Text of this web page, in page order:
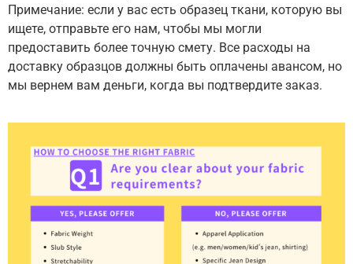
Примечание: если у вас есть образец ткани, которую вы
ищете, отправьте его нам, чтобы мы могли
предоставить более точную смету. Все расходы на
доставку образцов должны быть оплачены авансом, но
мы вернем вам деньги, когда вы подтвердите заказ.